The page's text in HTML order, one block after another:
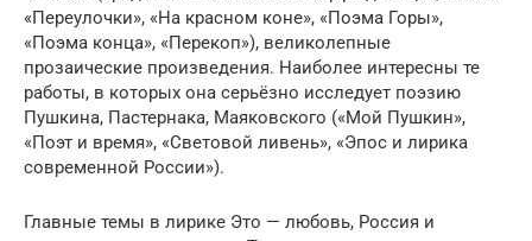
«Переулочки», «На красном коне», «Поэма Горы»,
«Поэма конца», «Перекоп»), великолепные
прозаические произведения. Наиболее интересны те
работы, в которых она серьёзно исследует поэзию
Пушкина, Пастернака, Маяковского («Мой Пушкин»,
«Поэт и время», «Световой ливень», «Эпос и лирика
современной России»).
Главные темы в лирике Это — любовь, Россия и